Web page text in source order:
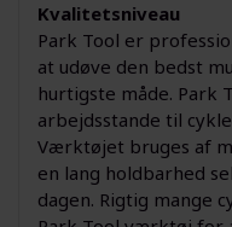
Kvalitetsniveau
Park Tool er
at udøve den bedst
hurtigste måde. Park
arbejdsstande til
Værktøjet bruges af
en lang holdbarhed
dagen. Rigtig mange